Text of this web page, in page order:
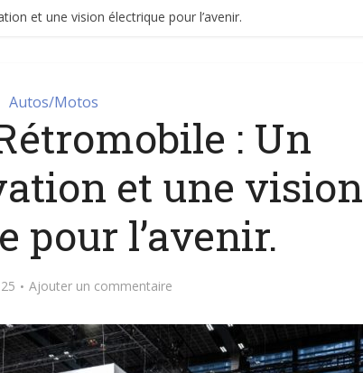
et une vision électrique pour l’avenir.
Autos/Motos
: Un
et une vision
pour l’avenir.
Ajouter un commentaire